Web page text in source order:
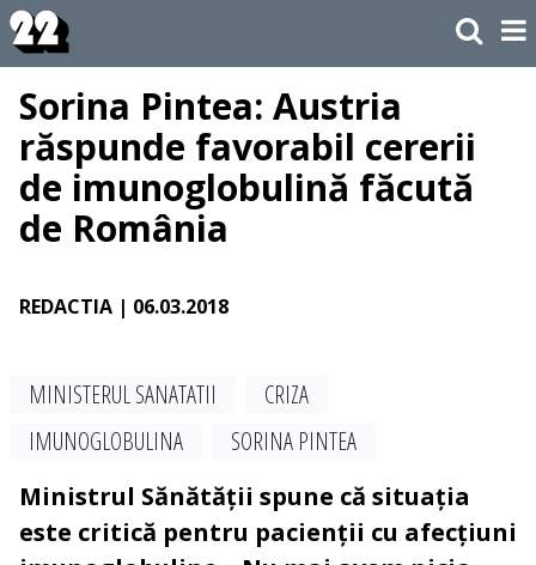
Sorina Pintea: Austria
răspunde favorabil cererii
de imunoglobulină făcută
de România
REDACTIA | 06.03.2018
MINISTERUL SANATATII
CRIZA
IMUNOGLOBULINA
SORINA PINTEA
Ministrul Sănătății spune că situația
este critică pentru pacienții cu afecțiuni